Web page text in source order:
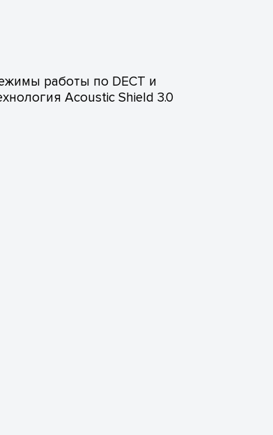
работы по DECT и
Acoustic Shield 3.0